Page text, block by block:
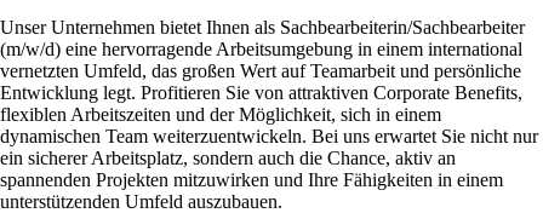
Unser Unternehmen bietet Ihnen als Sachbearbeiterin/Sachbearbeiter
(m/w/d) eine hervorragende Arbeitsumgebung in einem international
vernetzten Umfeld, das großen Wert auf Teamarbeit und persönliche
Entwicklung legt. Profitieren Sie von attraktiven Corporate Benefits,
flexiblen Arbeitszeiten und der Möglichkeit, sich in einem
dynamischen Team weiterzuentwickeln. Bei uns erwartet Sie nicht nur
ein sicherer Arbeitsplatz, sondern auch die Chance, aktiv an
spannenden Projekten mitzuwirken und Ihre Fähigkeiten in einem
unterstützenden Umfeld auszubauen.